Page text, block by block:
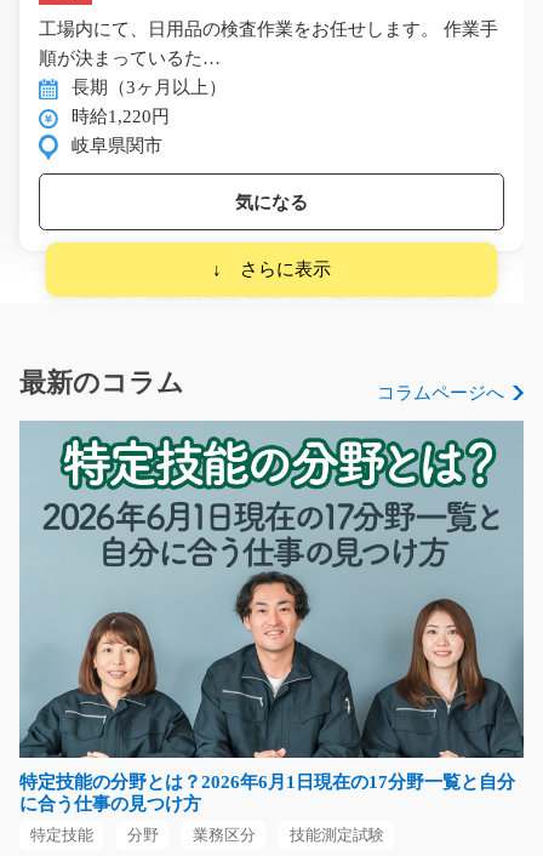
工場内にて、日用品の検査作業をお任せします。 作業手
順が決まっているた…
長期（3ヶ月以上）
時給1,220円
岐阜県関市
気になる
プラスチック製品のキズチェックと梱包/y02_0074
【お仕事の内容】夜勤専属のオシゴト♪手のひらサイズの
長期（3ヶ月以上）
時給1150～1438円
群馬県太田市
気になる
フォーク作業＆ピッキングや仕分け/g02_00271
急募
通販商品のピッキングや仕分け作業◆パレットに集めた
商品をフォークリフト…
長期（3ヶ月以上）
時給1300円
埼玉県川越市
最新のコラム コラムページへ
特定技能の分野とは？2026年6月1日現在の17分野一覧と自分
に合う仕事の見つけ方
特定技能 分野 業務区分 技能測定試験